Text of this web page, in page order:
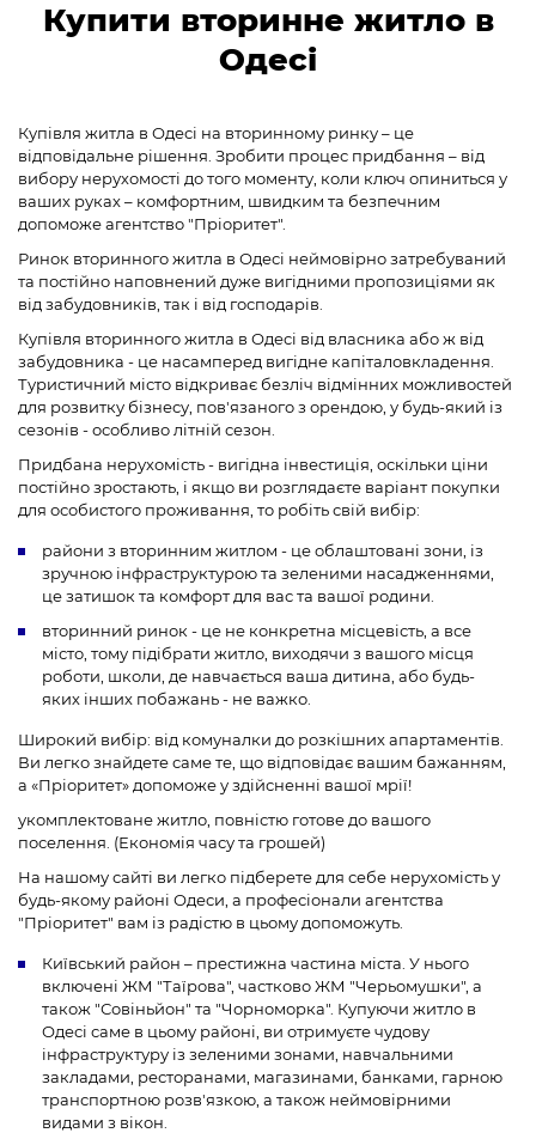
Купити вторинне житло в
Одесі
Купівля житла в Одесі на вторинному ринку – це
відповідальне рішення. Зробити процес придбання – від
вибору нерухомості до того моменту, коли ключ опиниться у
ваших руках – комфортним, швидким та безпечним
допоможе агентство "Пріоритет".
Ринок вторинного житла в Одесі неймовірно затребуваний
та постійно наповнений дуже вигідними пропозиціями як
від забудовників, так і від господарів.
Купівля вторинного житла в Одесі від власника або ж від
забудовника - це насамперед вигідне капіталовкладення.
Туристичний місто відкриває безліч відмінних можливостей
для розвитку бізнесу, пов'язаного з орендою, у будь-який із
сезонів - особливо літній сезон.
Придбана нерухомість - вигідна інвестиція, оскільки ціни
постійно зростають, і якщо ви розглядаєте варіант покупки
для особистого проживання, то робіть свій вибір:
райони з вторинним житлом - це облаштовані зони, із
зручною інфраструктурою та зеленими насадженнями,
це затишок та комфорт для вас та вашої родини.
вторинний ринок - це не конкретна місцевість, а все
місто, тому підібрати житло, виходячи з вашого місця
роботи, школи, де навчається ваша дитина, або будь-
яких інших побажань - не важко.
Широкий вибір: від комуналки до розкішних апартаментів.
Ви легко знайдете саме те, що відповідає вашим бажанням,
а «Пріоритет» допоможе у здійсненні вашої мрії!
укомплектоване житло, повністю готове до вашого
поселення. (Економія часу та грошей)
На нашому сайті ви легко підберете для себе нерухомість у
будь-якому районі Одеси, а професіонали агентства
"Пріоритет" вам із радістю в цьому допоможуть.
Київський район – престижна частина міста. У нього
включені ЖМ "Таїрова", частково ЖМ "Черьомушки", а
також "Совіньйон" та "Чорноморка". Купуючи житло в
Одесі саме в цьому районі, ви отримуєте чудову
інфраструктуру із зеленими зонами, навчальними
закладами, ресторанами, магазинами, банками, гарною
транспортною розв'язкою, а також неймовірними
видами з вікон.